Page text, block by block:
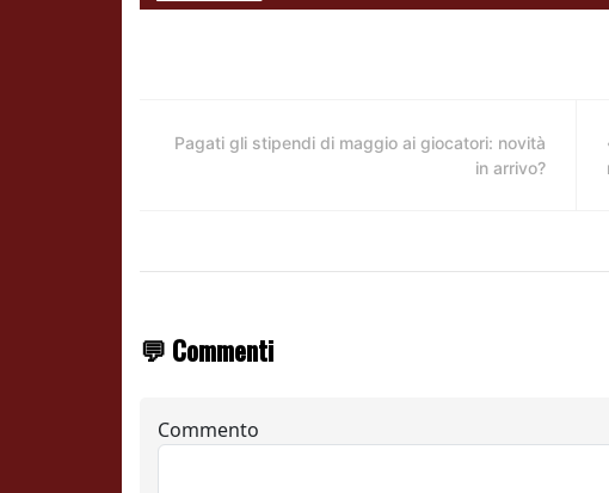
Pagati gli stipendi di maggio ai giocatori: novità
in arrivo?
💬 Commenti